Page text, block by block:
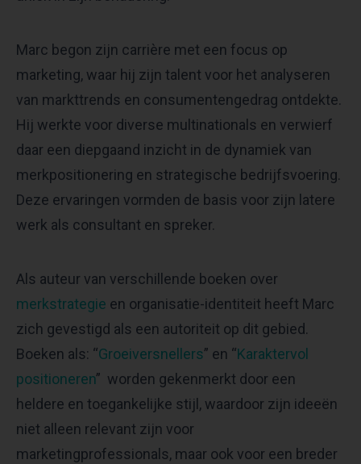
Marc begon zijn carrière met een focus op
marketing, waar hij zijn talent voor het analyseren
van markttrends en consumentengedrag ontdekte.
Hij werkte voor diverse multinationals en verwierf
daar een diepgaand inzicht in de dynamiek van
merkpositionering en strategische bedrijfsvoering.
Deze ervaringen vormden de basis voor zijn latere
werk als consultant en spreker.
Als auteur van verschillende boeken over
merkstrategie en organisatie-identiteit heeft Marc
zich gevestigd als een autoriteit op dit gebied.
Boeken als: “Groeiversnellers” en “Karaktervol
positioneren” worden gekenmerkt door een
heldere en toegankelijke stijl, waardoor zijn ideeën
niet alleen relevant zijn voor
marketingprofessionals, maar ook voor een breder